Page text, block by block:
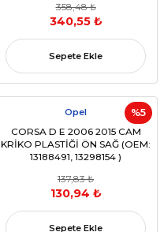
358,48 ₺
340,55 ₺
Sepete Ekle
%5
Opel
CORSA D E 2006 2015 CAM
KRİKO PLASTİĞİ ÖN SAĞ (OEM:
13188491, 13298154 )
137,83 ₺
130,94 ₺
Sepete Ekle